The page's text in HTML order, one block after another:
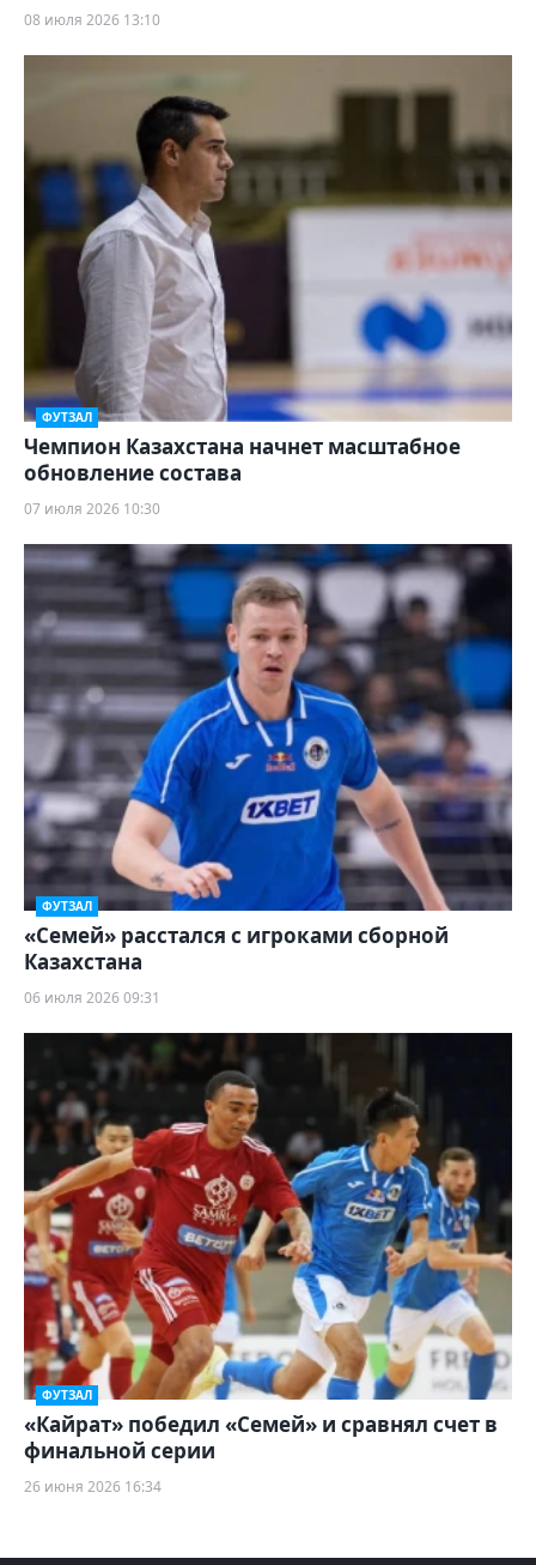
08 июля 2026 13:10
ФУТЗАЛ
Чемпион Казахстана начнет масштабное
обновление состава
07 июля 2026 10:30
ФУТЗАЛ
«Семей» расстался с игроками сборной
Казахстана
06 июля 2026 09:31
ФУТЗАЛ
«Кайрат» победил «Семей» и сравнял счет в
финальной серии
26 июня 2026 16:34